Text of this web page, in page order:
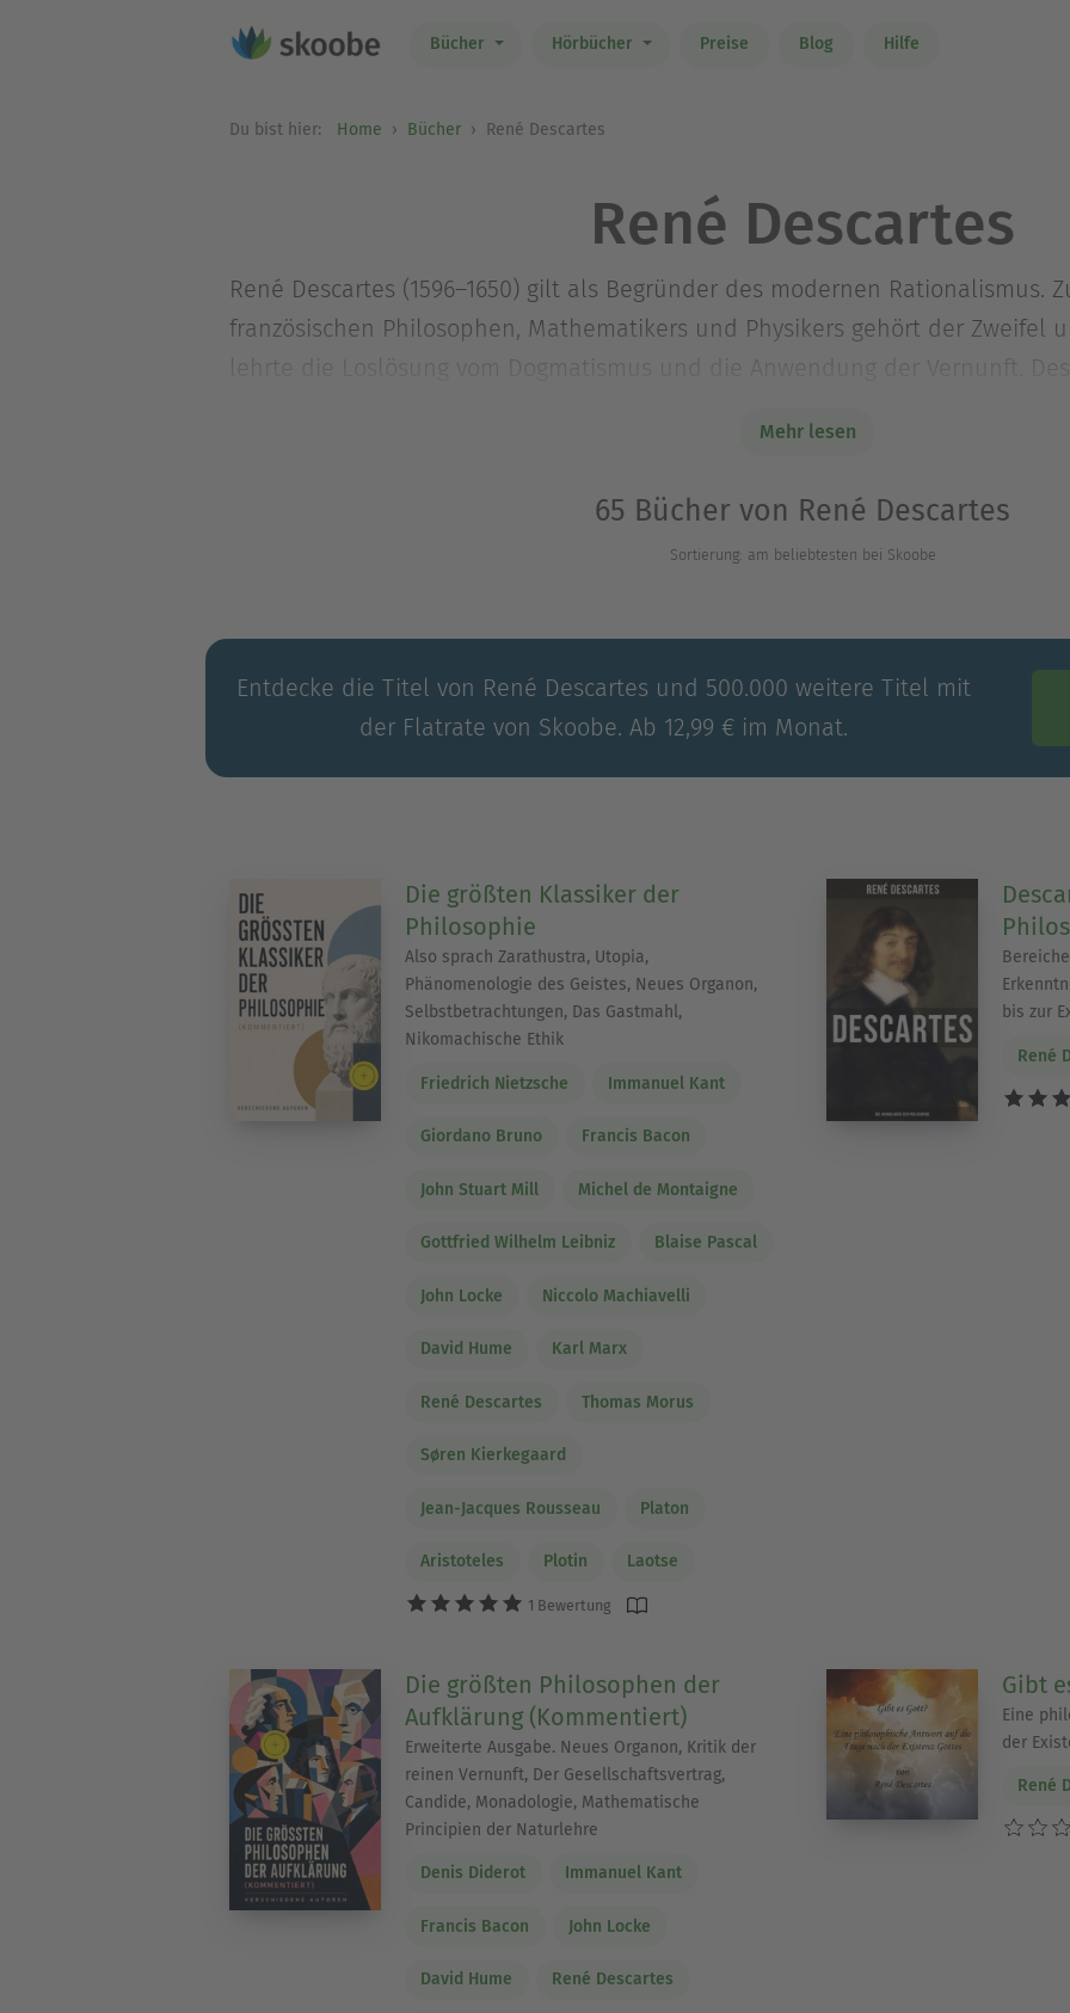
Bücher Hörbücher Preise Blog Hilfe
Du bist hier: Home Bücher René Descartes
René Descartes
René Descartes (1596–1650) gilt als Begründer des modernen Rationalismus.
französischen Philosophen, Mathematikers und Physikers gehört der Zweifel
lehrte die Loslösung vom Dogmatismus und die Anwendung der Vernunft.
Mehr lesen
65 Bücher von René Descartes
Sortierung: am beliebtesten bei Skoobe
Entdecke die Titel von René Descartes und 500.000 weitere Titel mit
der Flatrate von Skoobe. Ab 12,99 € im Monat.
Die größten Klassiker der
Philosophie
Also sprach Zarathustra, Utopia,
Phänomenologie des Geistes, Neues Organon,
Selbstbetrachtungen, Das Gastmahl,
Nikomachische Ethik
Friedrich Nietzsche Immanuel Kant
Giordano Bruno Francis Bacon
John Stuart Mill Michel de Montaigne
Gottfried Wilhelm Leibniz Blaise Pascal
John Locke Niccolo Machiavelli
David Hume Karl Marx
René Descartes Thomas Morus
Søren Kierkegaard
Jean-Jacques Rousseau Platon
Aristoteles Plotin Laotse
1 Bewertung
bis zur
René
Die größten Philosophen der
Aufklärung (Kommentiert)
Erweiterte Ausgabe. Neues Organon, Kritik der
reinen Vernunft, Der Gesellschaftsvertrag,
Candide, Monadologie, Mathematische
Principien der Naturlehre
Denis Diderot Immanuel Kant
Francis Bacon John Locke
David Hume René Descartes
Gibt
Eine
der
René